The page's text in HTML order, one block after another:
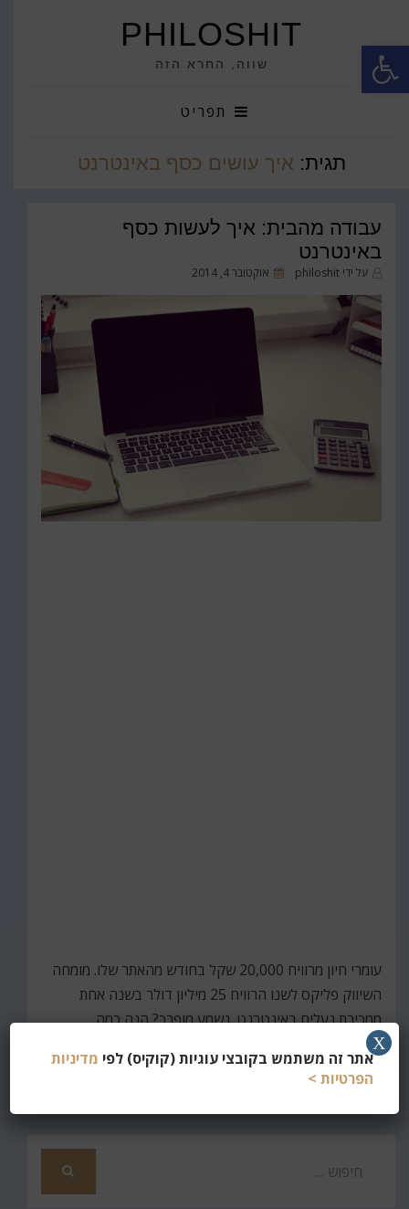
פתח סרגל נגישות PHILOSHIT
שווה, החרא הזה
תפריט
תגית: איך עושים כסף באינטרנט
עבודה מהבית: איך לעשות כסף
באינטרנט
על ידי philoshit
פורסםאוקטובר 4, 2014
עומרי חיון מרוויח 20,000 שקל בחודש מהאתר שלו. מומחה
השיווק פליקס לשנו הרוויח 25 מיליון דולר בשנה אחת
ממכירת נעלים באינטרנט. נשמע מופרך? הנה כמה
מהכללים שיעזרו גם לכם להשתחל לעולם השיווק המקוון.
קרא עוד
אתר זה משתמש בקובצי עוגיות (קוקיס) לפי מדיניות
הפרטיות >
X